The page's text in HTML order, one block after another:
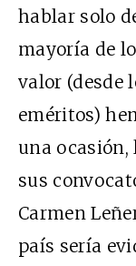
hablar solo
mayoría de
valor (desde
eméritos)
una ocasión,
sus
Carmen
país sería